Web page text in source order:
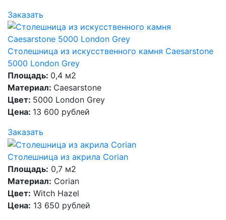
Заказать
Столешница из искусственного камня Caesarstone
5000 London Grey
Площадь: 0,4 м2
Материал: Caesarstone
Цвет: 5000 London Grey
Цена: 13 600 рублей
Заказать
Столешница из акрила Corian
Площадь: 0,7 м2
Материал: Corian
Цвет: Witch Hazel
Цена: 13 650 рублей